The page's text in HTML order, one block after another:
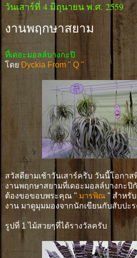
วันเสาร์ที่ 4 มิถุนายน พ.ศ. 2559
งานพฤกษาสยาม
ที่เดอะมอลล์บางกะปิ
โดยDyckia From " Q "
สวัสดียามเช้าวันเสาร์ครับ วันนี้โอกา
งานพฤกษาสยามที่เดอะมอลล์บางกะปิ
ต้องขอขอบพระคุณ " มารพิณ " สำหรั
งาน มาดูมุมมองจากนักเขียนกับสับปะ
รูปที่ 1 ไม้สวยๆที่ได้รางวัลครับ